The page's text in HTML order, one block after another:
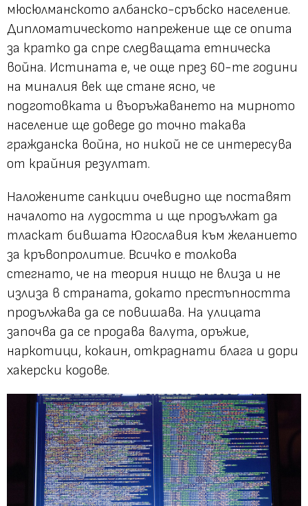
мюсюлманското албанско-сръбско население.
Дипломатическото напрежение ще се опита
за кратко да спре следващата етническа
война. Истината е, че още през 60-те години
на миналия век ще стане ясно, че
подготовката и въоръжаването на мирното
население ще доведе до точно такава
гражданска война, но никой не се интересува
от крайния резултат.
Наложените санкции очевидно ще поставят
началото на лудостта и ще продължат да
тласкат бившата Югославия към желанието
за кръвопролитие. Всичко е толкова
стегнато, че на теория нищо не влиза и не
излиза в страната, докато престъпността
продължава да се повишава. На улицата
започва да се продава валута, оръжие,
наркотици, кокаин, откраднати блага и дори
хакерски кодове.